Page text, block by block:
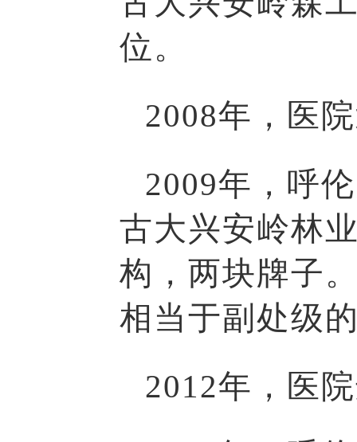
位。
2008年，医
2009年，呼
古大兴安岭林
构，两块牌子
相当于副处级
2012年，医